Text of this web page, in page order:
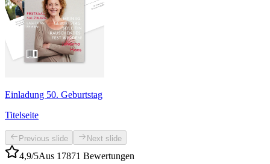
Einladung 50. Geburtstag
Titelseite
Previous slide Next slide
4,9/5Aus 17871 Bewertungen